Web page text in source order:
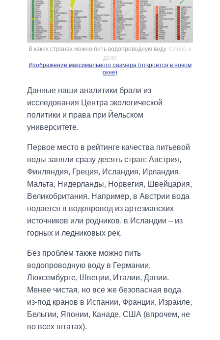
В каких странах можно пить водопроводную воду Слово и
дело
Изображение максимального размера (откроется в новом
окне)
Данные наши аналитики брали из
исследования Центра экологической
политики и права при Йельском
университете.
Первое место в рейтинге качества питьевой
воды заняли сразу десять стран: Австрия,
Финляндия, Греция, Исландия, Ирландия,
Мальта, Нидерланды, Норвегия, Швейцария,
Великобритания. Например, в Австрии вода
подается в водопровод из артезианских
источников или родников, в Исландии – из
горных и ледниковых рек.
Без проблем также можно пить
водопроводную воду в Германии,
Люксембурге, Швеции, Италии, Дании.
Менее чистая, но все же безопасная вода
из-под кранов в Испании, Франции, Израиле,
Бельгии, Японии, Канаде, США (впрочем, не
во всех штатах).